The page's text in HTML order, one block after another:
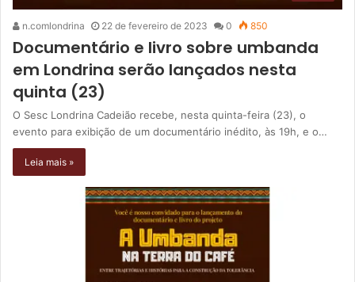
n.comlondrina 22 de fevereiro de 2023 0 850
Documentário e livro sobre umbanda
em Londrina serão lançados nesta
quinta (23)
O Sesc Londrina Cadeião recebe, nesta quinta-feira (23), o
evento para exibição de um documentário inédito, às 19h, e o…
Leia mais »